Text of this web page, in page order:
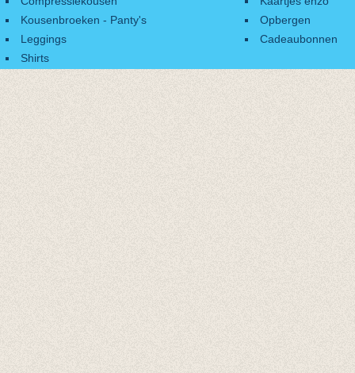
Kousenbroeken - Panty's
Leggings
Shirts
Opbergen
Cadeaubonnen